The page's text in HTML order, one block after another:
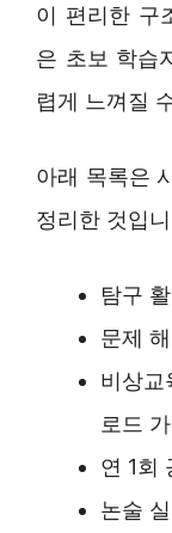
이 편리한 구
은 초보 학습
렵게 느껴질
아래 목록은
정리한 것입
탐구
문제
비상교
로드
연 1회
논술